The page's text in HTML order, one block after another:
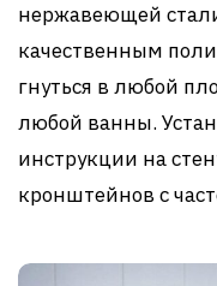
нержавеющей
качественным
гнуться в любой
любой ванны.
инструкции на
кронштейнов с